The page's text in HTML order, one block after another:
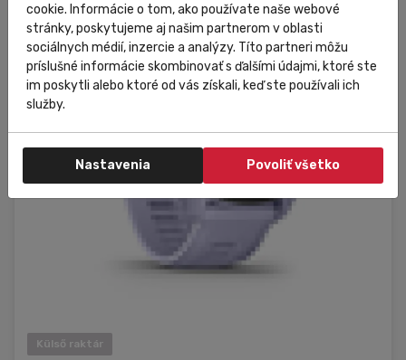
Külső raktár
cookie. Informácie o tom, ako používate naše webové
stránky, poskytujeme aj našim partnerom v oblasti
sociálnych médií, inzercie a analýzy. Títo partneri môžu
príslušné informácie skombinovať s ďalšími údajmi, ktoré ste
im poskytli alebo ktoré od vás získali, keď ste používali ich
služby.
Nastavenia Povoliť všetko